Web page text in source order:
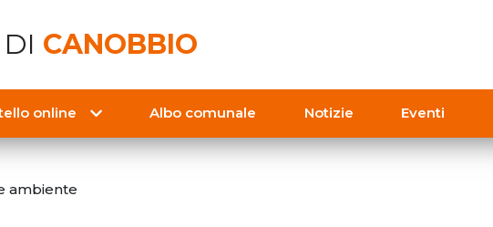
CANOBBIO
online Albo comunale Notizie Eventi
ambiente